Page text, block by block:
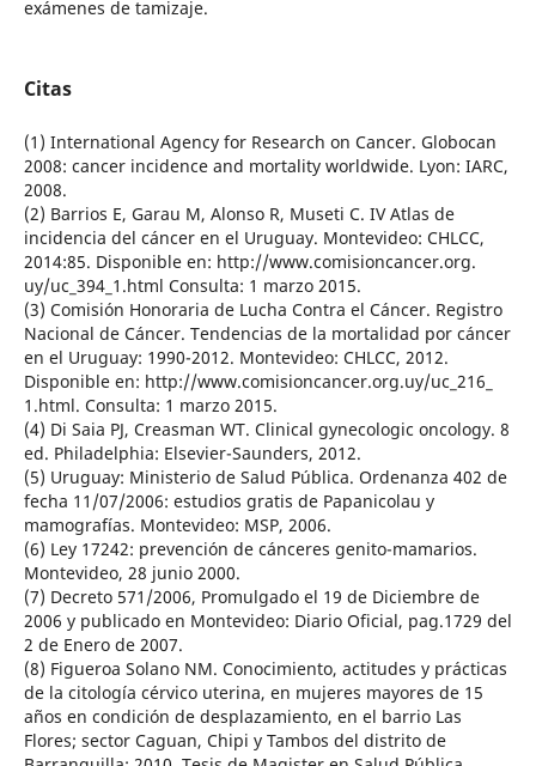
exámenes de tamizaje.
Citas
(1) International Agency for Research on Cancer. Globocan
2008: cancer incidence and mortality worldwide. Lyon: IARC,
2008.
(2) Barrios E, Garau M, Alonso R, Museti C. IV Atlas de
incidencia del cáncer en el Uruguay. Montevideo: CHLCC,
2014:85. Disponible en: http://www.comisioncancer.org.
uy/uc_394_1.html Consulta: 1 marzo 2015.
(3) Comisión Honoraria de Lucha Contra el Cáncer. Registro
Nacional de Cáncer. Tendencias de la mortalidad por cáncer
en el Uruguay: 1990-2012. Montevideo: CHLCC, 2012.
Disponible en: http://www.comisioncancer.org.uy/uc_216_
1.html. Consulta: 1 marzo 2015.
(4) Di Saia PJ, Creasman WT. Clinical gynecologic oncology. 8
ed. Philadelphia: Elsevier-Saunders, 2012.
(5) Uruguay: Ministerio de Salud Pública. Ordenanza 402 de
fecha 11/07/2006: estudios gratis de Papanicolau y
mamografías. Montevideo: MSP, 2006.
(6) Ley 17242: prevención de cánceres genito-mamarios.
Montevideo, 28 junio 2000.
(7) Decreto 571/2006, Promulgado el 19 de Diciembre de
2006 y publicado en Montevideo: Diario Oficial, pag.1729 del
2 de Enero de 2007.
(8) Figueroa Solano NM. Conocimiento, actitudes y prácticas
de la citología cérvico uterina, en mujeres mayores de 15
años en condición de desplazamiento, en el barrio Las
Flores; sector Caguan, Chipi y Tambos del distrito de